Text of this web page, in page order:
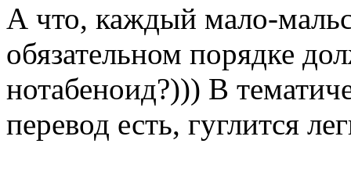
А что, каждый мало-
обязательном порядке
нотабеноид?))) В
перевод есть, гуглится